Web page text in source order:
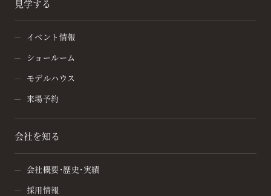
見学する
イベント情報
ショールーム
モデルハウス
来場予約
会社を知る
会社概要・歴史・実績
採用情報